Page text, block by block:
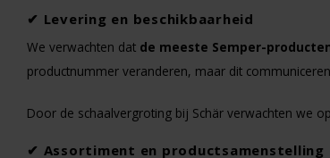
✔ Levering en beschikbaarheid
We verwachten dat de meeste Semper-
productnummer veranderen, maar dit
Door de schaalvergroting bij Schär verwachten we
✔ Assortiment en productsamenstelling